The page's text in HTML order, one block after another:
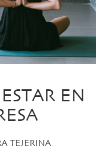
EN
TEJERINA